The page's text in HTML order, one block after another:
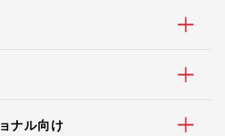
ナル向け